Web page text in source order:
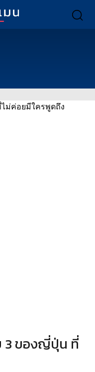
3 ของญี่ปุ่น ที่